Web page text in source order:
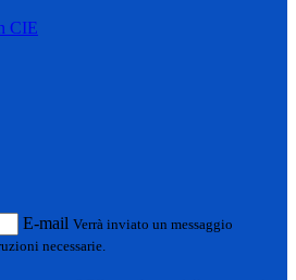
CIE
E-mail Verrà inviato un messaggio
necessarie.